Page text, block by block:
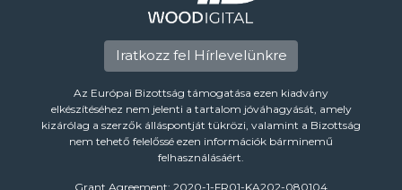
Iratkozz fel Hírlevelünkre
Az Európai Bizottság támogatása ezen kiadvány
elkészítéséhez nem jelenti a tartalom jóváhagyását, amely
kizárólag a szerzők álláspontját tükrözi, valamint a Bizottság
nem tehető felelőssé ezen információk bárminemű
felhasználásáért.
Grant Agreement: 2020-1-FR01-KA202-080104